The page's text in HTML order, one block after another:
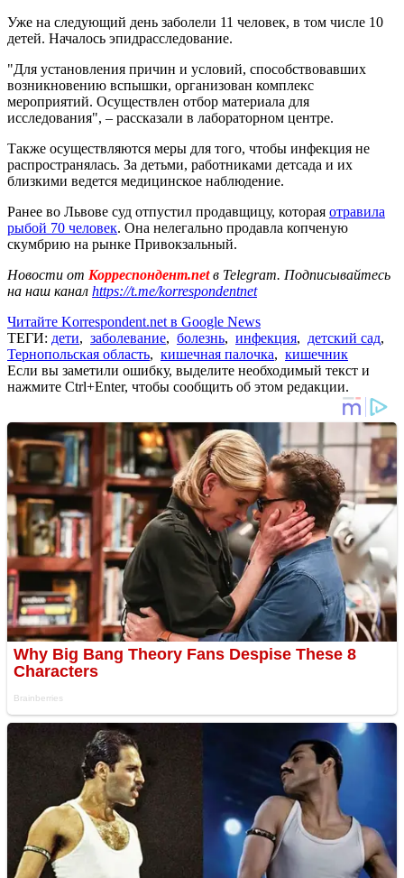
Уже на следующий день заболели 11 человек, в том числе 10
детей. Началось эпидрасследование.
"Для установления причин и условий, способствовавших
возникновению вспышки, организован комплекс
мероприятий. Осуществлен отбор материала для
исследования", – рассказали в лабораторном центре.
Также осуществляются меры для того, чтобы инфекция не
распространялась. За детьми, работниками детсада и их
близкими ведется медицинское наблюдение.
Ранее во Львове суд отпустил продавщицу, которая отравила
рыбой 70 человек. Она нелегально продавла копченую
скумбрию на рынке Привокзальный.
Новости от Корреспондент.netв Telegram. Подписывайтесь
на наш канал https://t.me/korrespondentnet
Читайте Korrespondent.net в Google News
ТЕГИ: дети, заболевание, болезнь, инфекция, детский сад,
Тернопольская область, кишечная палочка, кишечник
Если вы заметили ошибку, выделите необходимый текст и
нажмите Ctrl+Enter, чтобы сообщить об этом редакции.